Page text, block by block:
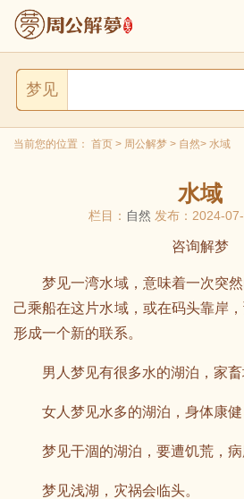
梦见
当前您的位置： 首页 > 周公解梦 > 自然> 水域
水域
栏目： 自然 发布：2024-
咨询解梦
梦见一湾水域，意味着一次突然
己乘船在这片水域，或在码头靠岸
形成一个新的联系。
男人梦见有很多水的湖泊，家畜
女人梦见水多的湖泊，身体康健
梦见干涸的湖泊，要遭饥荒，病
梦见浅湖，灾祸会临头。